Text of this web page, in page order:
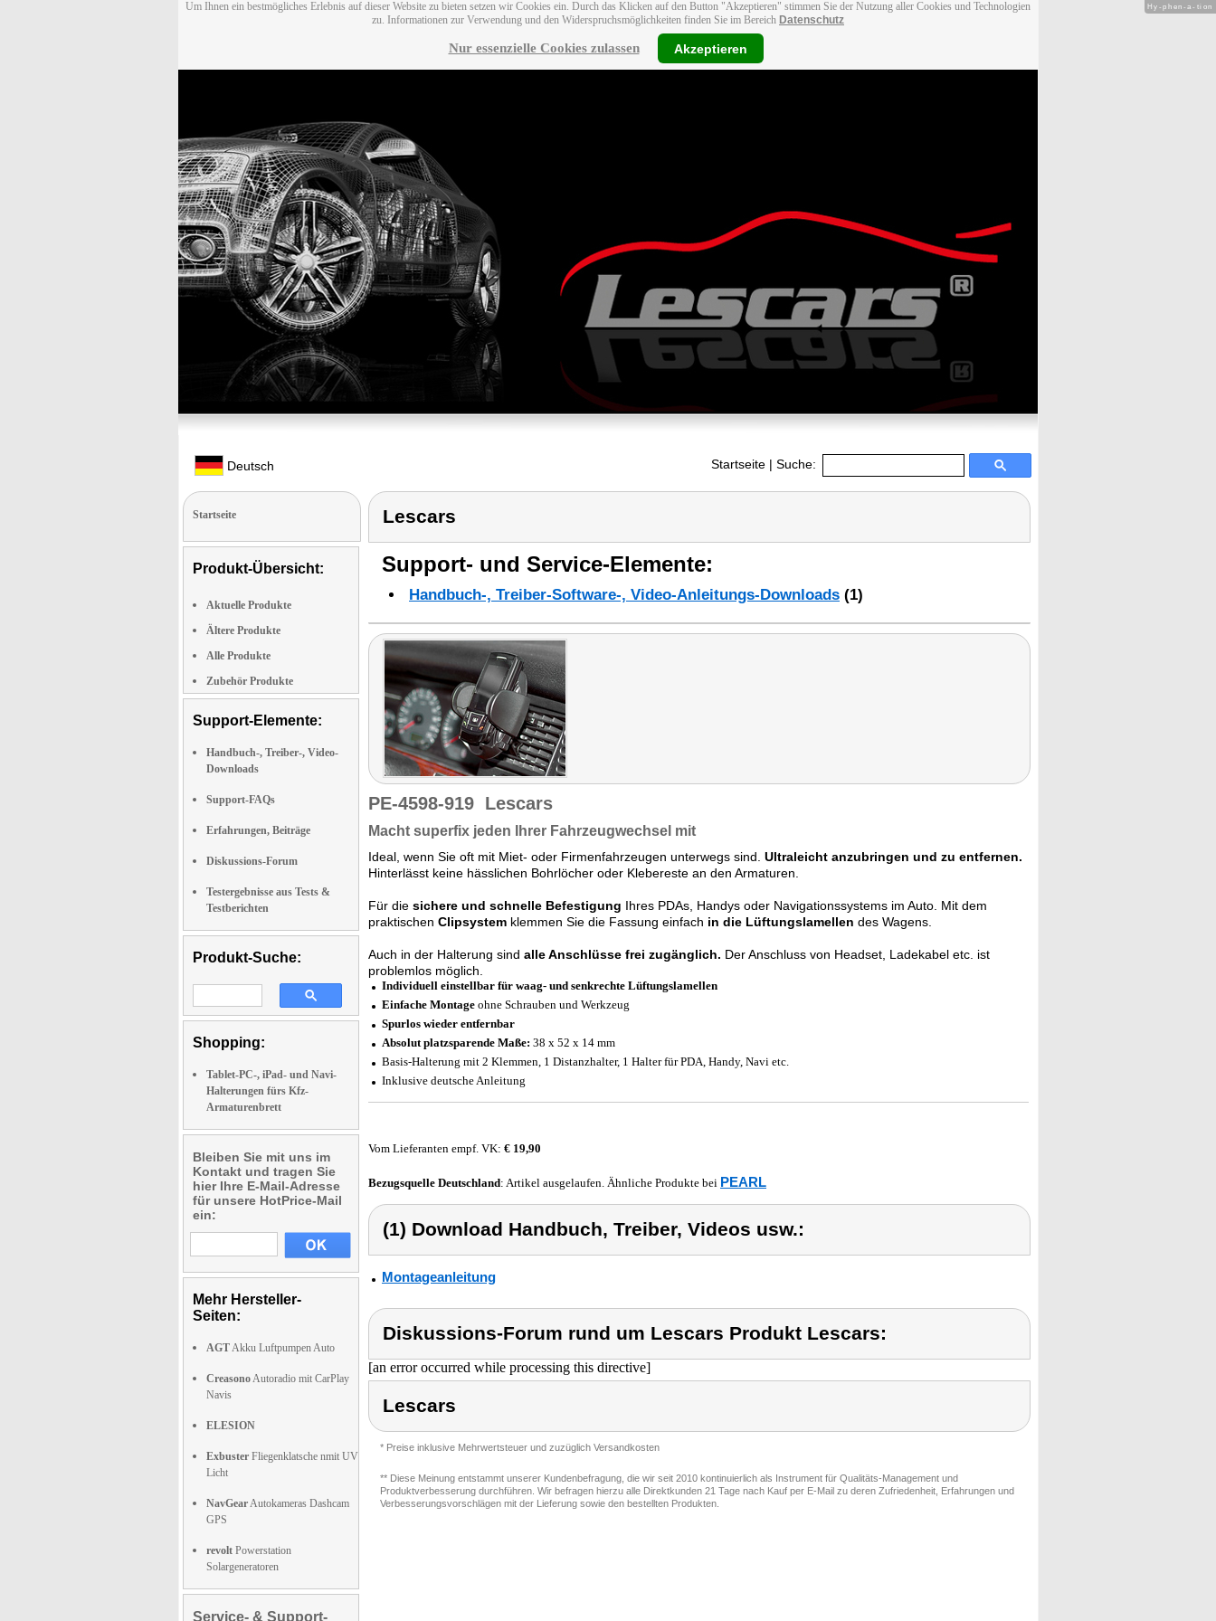
Um Ihnen ein bestmögliches Erlebnis auf dieser Website zu bieten setzen wir Cookies ein. Durch das Klicken auf den Button "Akzeptieren" stimmen Sie der Nutzung aller Cookies und Technologien
zu. Informationen zur Verwendung und den Widerspruchsmöglichkeiten finden Sie im Bereich Datenschutz
Nur essenzielle Cookies zulassen Akzeptieren
Deutsch Startseite | Suche:
Startseite
Produkt-Übersicht:
Aktuelle Produkte
Ältere Produkte
Alle Produkte
Zubehör Produkte
Support-Elemente:
Handbuch-, Treiber-, Video-
Downloads
Support-FAQs
Erfahrungen, Beiträge
Diskussions-Forum
Testergebnisse aus Tests &
Testberichten
Produkt-Suche:
Shopping:
Tablet-PC-, iPad- und Navi-
Halterungen fürs Kfz-
Armaturenbrett
Bleiben Sie mit uns im
Kontakt und tragen Sie
hier Ihre E-Mail-Adresse
für unsere HotPrice-Mail
ein:
Mehr Hersteller-
Seiten:
AGTAkku Luftpumpen Auto
CreasonoAutoradio mit CarPlay
Navis
ELESION
Exbuster Fliegenklatsche nmit UV
Licht
NavGearAutokameras Dashcam
GPS
revolt Powerstation
Solargeneratoren
Service- & Support-
Lescars
Support- und Service-Elemente:
Handbuch-, Treiber-Software-, Video-Anleitungs-Downloads (1)
PE-4598-919 Lescars
Macht superfix jeden Ihrer Fahrzeugwechsel mit
Ideal, wenn Sie oft mit Miet- oder Firmenfahrzeugen unterwegs sind. Ultraleicht anzubringen und zu entfernen.
Hinterlässt keine hässlichen Bohrlöcher oder Klebereste an den Armaturen.
Für die sichere und schnelle Befestigung Ihres PDAs, Handys oder Navigationssystems im Auto. Mit dem
praktischen Clipsystem klemmen Sie die Fassung einfach in die Lüftungslamellen des Wagens.
Auch in der Halterung sind alle Anschlüsse frei zugänglich. Der Anschluss von Headset, Ladekabel etc. ist
problemlos möglich.
Individuell einstellbar für waag- und senkrechte Lüftungslamellen
Einfache Montage ohne Schrauben und Werkzeug
Spurlos wieder entfernbar
Absolut platzsparende Maße: 38 x 52 x 14 mm
Basis-Halterung mit 2 Klemmen, 1 Distanzhalter, 1 Halter für PDA, Handy, Navi etc.
Inklusive deutsche Anleitung
Vom Lieferanten empf. VK: € 19,90
Bezugsquelle Deutschland: Artikel ausgelaufen. Ähnliche Produkte bei PEARL
(1) Download Handbuch, Treiber, Videos usw.:
Montageanleitung
Diskussions-Forum rund um Lescars Produkt Lescars:
[an error occurred while processing this directive]
Lescars
* Preise inklusive Mehrwertsteuer und zuzüglich Versandkosten
** Diese Meinung entstammt unserer Kundenbefragung, die wir seit 2010 kontinuierlich als Instrument für Qualitäts-Management und
Produktverbesserung durchführen. Wir befragen hierzu alle Direktkunden 21 Tage nach Kauf per E-Mail zu deren Zufriedenheit, Erfahrungen und
Verbesserungsvorschlägen mit der Lieferung sowie den bestellten Produkten.
Hy-phen-a-tion